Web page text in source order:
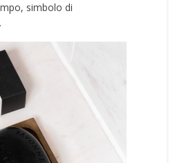
simbolo di